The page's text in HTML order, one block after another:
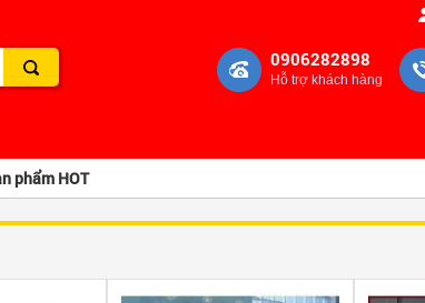
0906282898
Hỗ trợ khách hàng
phẩm HOT